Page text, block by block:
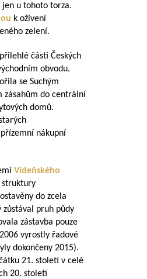
jen u tohoto torza.
k oživení
zelení.
části Českých
obvodu.
se Suchým
zásahům do centrální
domů.
nákupní
Vídeňského
struktury
do zcela
zůstával pruh půdy
zástavba pouze
vyrostly řadové
dokončeny 2015).
21. století v celé
20. století